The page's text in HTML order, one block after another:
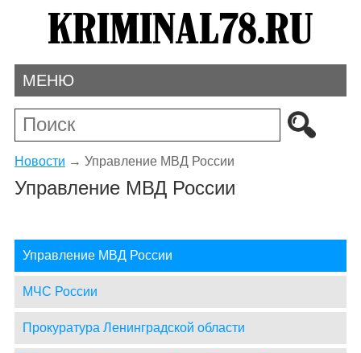
МЕНЮ
Новости → Управление МВД России
Управление МВД России
Управление МВД России
МЧС России
Прокуратура Ленинградской области